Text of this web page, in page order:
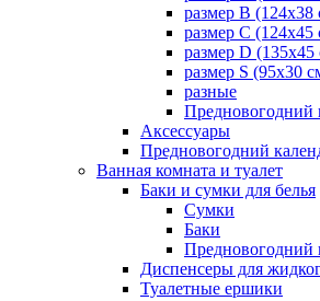
размер В (124х38
размер С (124х45
размер D (135х45
размер S (95х30
разные
Предновогодний
Аксессуары
Предновогодний
Ванная комната и туалет
Баки и сумки для белья
Сумки
Баки
Предновогодний
Диспенсеры для
Туалетные ершики